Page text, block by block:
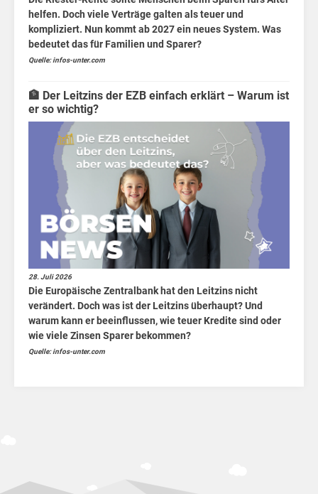
helfen. Doch viele Verträge galten als teuer und
kompliziert. Nun kommt ab 2027 ein neues System. Was
bedeutet das für Familien und Sparer?
Quelle: infos-unter.com
🏦 Der Leitzins der EZB einfach erklärt – Warum ist
er so wichtig?
28. Juli 2026
Die Europäische Zentralbank hat den Leitzins nicht
verändert. Doch was ist der Leitzins überhaupt? Und
warum kann er beeinflussen, wie teuer Kredite sind oder
wie viele Zinsen Sparer bekommen?
Quelle: infos-unter.com